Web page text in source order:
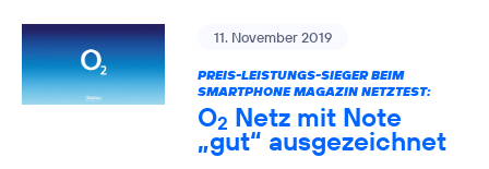
11. November 2019
PREIS-LEISTUNGS-SIEGER BEIM
SMARTPHONE MAGAZIN NETZTEST:
O2 Netz mit Note
„gut“ ausgezeichnet